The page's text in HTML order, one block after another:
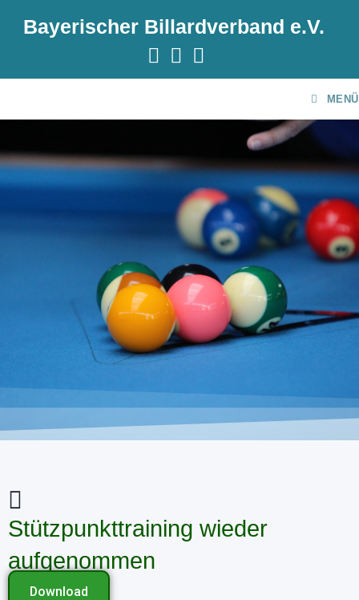
Bayerischer Billardverband e.V.
MENÜ
Stützpunkttraining wieder
aufgenommen
Download